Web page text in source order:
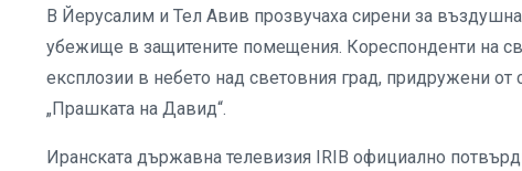
В Йерусалим и Тел Авив прозвучаха сирени за
убежище в защитените помещения. Кореспонденти на
експлозии в небето над световния град, придружени от
„Прашката на Давид“.
Иранската държавна телевизия IRIB официално